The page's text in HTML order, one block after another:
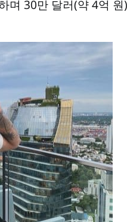
며 30만 달러(약 4억